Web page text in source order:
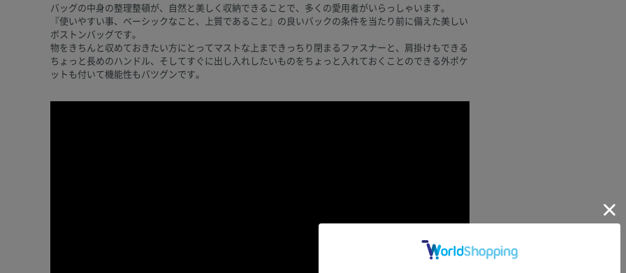
バッグの中身の整理整頓が、自然と美しく収納できることで、多くの愛用者がいらっしゃいます。
『使いやすい事、ベーシックなこと、上質であること』の良いバックの条件を当たり前に備えた美しい
ボストンバッグです。
物をきちんと収めておきたい方にとってマストな上まできっちり閉まるファスナーと、肩掛けもできる
ちょっと長めのハンドル、そしてすぐに出し入れしたいものをちょっと入れておくことのできる外ポケ
ットも付いて機能性もバツグンです。